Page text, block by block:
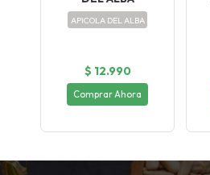
APICOLA DEL ALBA
$ 12.990
Comprar Ahora